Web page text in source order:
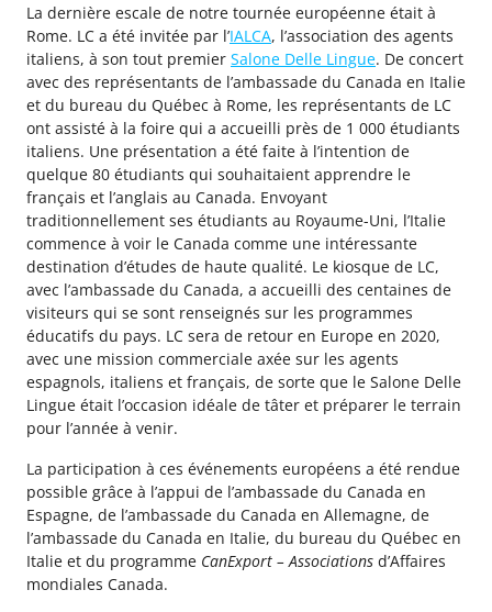
La dernière escale de notre tournée européenne était à
Rome. LC a été invitée par l’IALCA, l’association des agents
italiens, à son tout premier Salone Delle Lingue. De concert
avec des représentants de l’ambassade du Canada en Italie
et du bureau du Québec à Rome, les représentants de LC
ont assisté à la foire qui a accueilli près de 1 000 étudiants
italiens. Une présentation a été faite à l’intention de
quelque 80 étudiants qui souhaitaient apprendre le
français et l’anglais au Canada. Envoyant
traditionnellement ses étudiants au Royaume-Uni, l’Italie
commence à voir le Canada comme une intéressante
destination d’études de haute qualité. Le kiosque de LC,
avec l’ambassade du Canada, a accueilli des centaines de
visiteurs qui se sont renseignés sur les programmes
éducatifs du pays. LC sera de retour en Europe en 2020,
avec une mission commerciale axée sur les agents
espagnols, italiens et français, de sorte que le Salone Delle
Lingue était l’occasion idéale de tâter et préparer le terrain
pour l’année à venir.
La participation à ces événements européens a été rendue
possible grâce à l’appui de l’ambassade du Canada en
Espagne, de l’ambassade du Canada en Allemagne, de
l’ambassade du Canada en Italie, du bureau du Québec en
Italie et du programme CanExport – Associations d’Affaires
mondiales Canada.